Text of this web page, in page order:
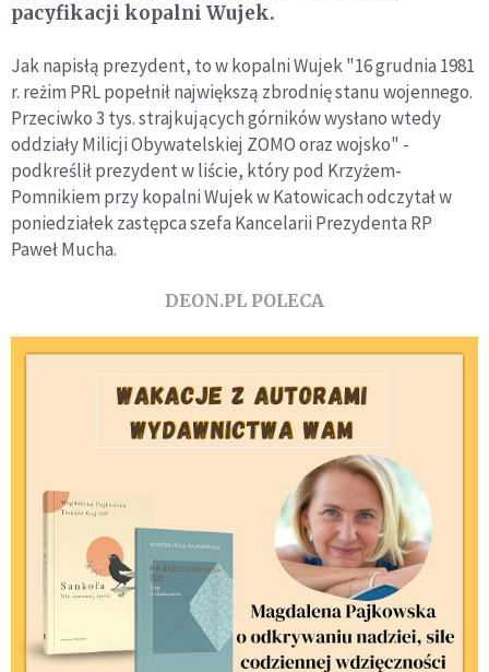
pacyfikacji kopalni Wujek.
Jak napisłą prezydent, to w kopalni Wujek "16 grudnia 1981
r. reżim PRL popełnił największą zbrodnię stanu wojennego.
Przeciwko 3 tys. strajkujących górników wysłano wtedy
oddziały Milicji Obywatelskiej ZOMO oraz wojsko" -
podkreślił prezydent w liście, który pod Krzyżem-
Pomnikiem przy kopalni Wujek w Katowicach odczytał w
poniedziałek zastępca szefa Kancelarii Prezydenta RP
Paweł Mucha.
DEON.PL POLECA